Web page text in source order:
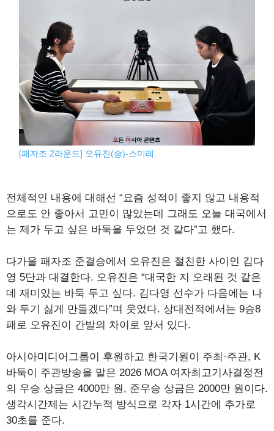
[패자조 2라운드] 오유진(승)-스미레.
전체적인 내용에 대해선 “요즘 성적이 좋지 않고 내용적
으로도 안 좋아서 고민이 많았는데 그래도 오늘 대국에서
는 제가 두고 싶은 바둑을 두었던 것 같다”고 했다.
다가올 패자조 준결승에서 오유진은 절친한 사이인 김다
영 5단과 대결한다. 오유진은 “대국한 지 오래된 것 같은
데 재미있는 바둑 두고 싶다. 김다영 선수가 다음에는 나
와 두기 싫게 만들겠다”며 웃었다. 상대전적에서는 9승8
패로 오유진이 간발의 차이로 앞서 있다.
아시아미디어그룹이 후원하고 한국기원이 주최·주관, K
바둑이 주관방송을 맡은 2026 MOA 여자최고기사결정전
의 우승 상금은 4000만 원, 준우승 상금은 2000만 원이다.
생각시간제는 시간누적 방식으로 각자 1시간에 추가로
30초를 준다.